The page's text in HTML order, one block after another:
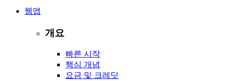
웹앱
개요
빠른 시작
핵심 개념
요금 및 크레딧